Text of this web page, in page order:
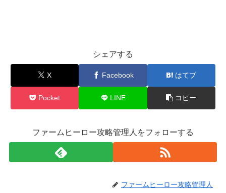
シェアする
X Facebook はてブ
Pocket LINE コピー
ファームヒーロー攻略管理人をフォローする
ファームヒーロー攻略管理人